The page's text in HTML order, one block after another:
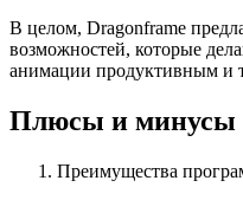
В целом, Dragonframe
возможностей, которые
анимации продуктивным и
Плюсы и минусы
Преимущества